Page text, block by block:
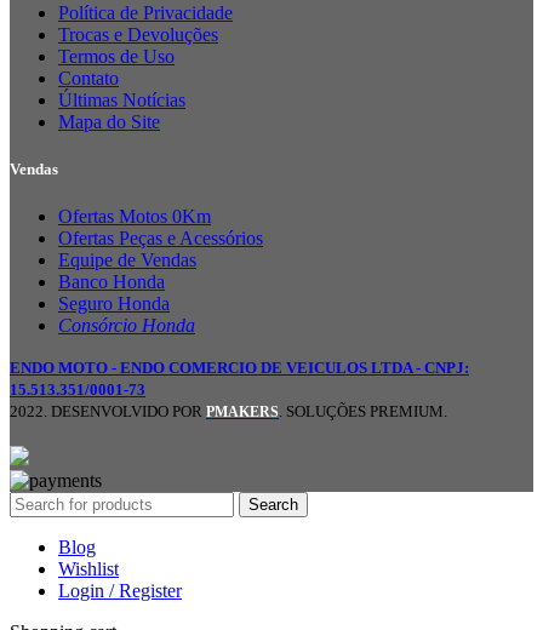
Política de Privacidade
Trocas e Devoluções
Termos de Uso
Contato
Últimas Notícias
Mapa do Site
Vendas
Ofertas Motos 0Km
Ofertas Peças e Acessórios
Equipe de Vendas
Banco Honda
Seguro Honda
Consórcio Honda
ENDO MOTO - ENDO COMERCIO DE VEICULOS LTDA - CNPJ:
15.513.351/0001-73
2022. DESENVOLVIDO POR PMAKERS. SOLUÇÕES PREMIUM.
Search
Blog
Wishlist
Login / Register